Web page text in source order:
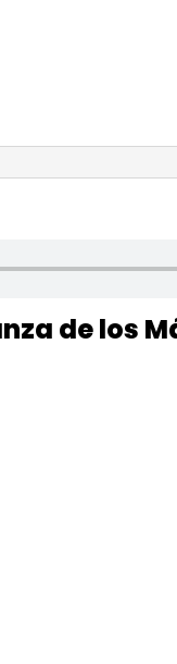
de los